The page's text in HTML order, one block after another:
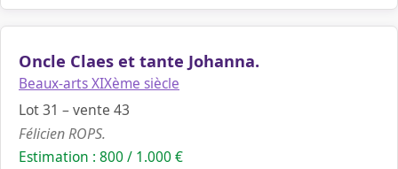
Oncle Claes et tante Johanna.
Beaux-arts XIXème siècle
Lot 31 – vente 43
Félicien ROPS.
Estimation : 800 / 1.000 €